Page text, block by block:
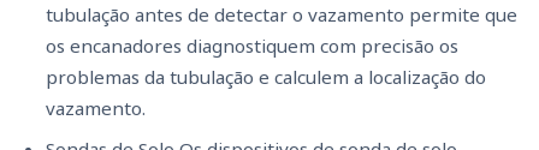
tubulação antes de detectar o vazamento permite que
os encanadores diagnostiquem com precisão os
problemas da tubulação e calculem a localização do
vazamento.